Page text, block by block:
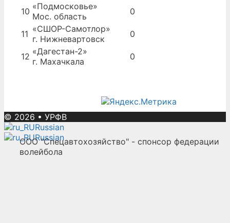
ООО "Спецавтохозяйство" - спонсор федерации
волейбола
10 «Подмосковье»
Мос. область
0
11 «СШОР-Самотлор»
г. Нижневартовск
0
12 «Дагестан-2»
г. Махачкала
0
© 2026 • УРФВ
Russian
Russian